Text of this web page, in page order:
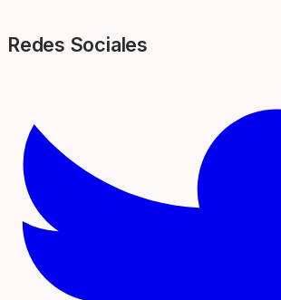
Redes Sociales